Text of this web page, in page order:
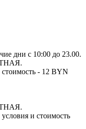
дни с 10:00 до 23.00.
- 12 BYN
и стоимость